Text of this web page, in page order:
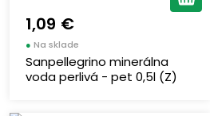
1,09 €
● Na sklade
Sanpellegrino minerálna
voda perlivá - pet 0,5l (Z)